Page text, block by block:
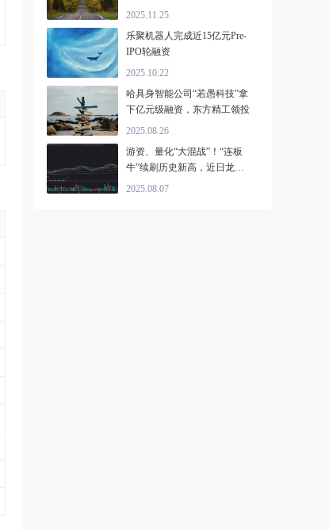
2025.11.25
乐聚机器人完成近15亿元Pre-
IPO轮融资
2025.10.22
哈具身智能公司“若愚科技”拿
下亿元级融资，东方精工领投
2025.08.26
游资、量化“大混战”！“连板
牛”续刷历史新高，近日龙虎
榜盘点，这些席位高度活跃
2025.08.07